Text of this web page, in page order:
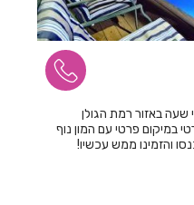
באזור רמת הגולן
במיקום פרטי עם המון נוף